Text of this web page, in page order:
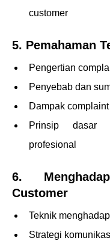
customer
5. Pemahaman
Pengertian
Penyebab dan
Dampak
Prinsip dasar
profesional
6.
Customer
Teknik
Strategi